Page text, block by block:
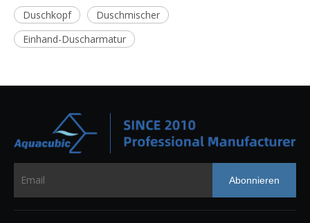
Duschkopf
Duschmischer
Einhand-Duscharmatur
Abonnieren